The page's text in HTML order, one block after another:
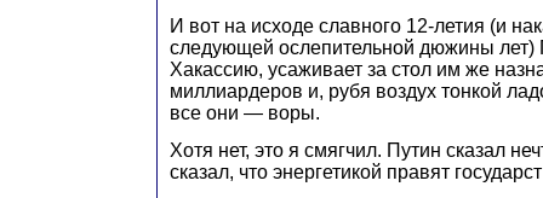
И вот на исходе славного 12-летия (и
следующей ослепительной дюжины лет)
Хакассию, усаживает за стол им же
миллиардеров и, рубя воздух тонкой
все они — воры.
Хотя нет, это я смягчил. Путин сказал
сказал, что энергетикой правят